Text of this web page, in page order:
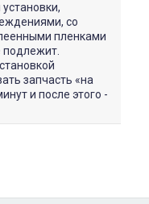
со
пленками
подлежит.
запчасть «на
и после этого -